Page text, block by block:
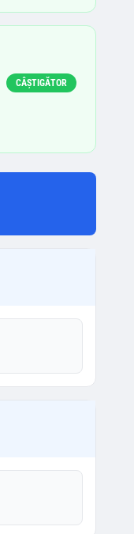
CÂȘTIGĂTOR